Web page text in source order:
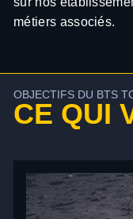
métiers associés.
OBJECTIFS DU BTS
CE QUI